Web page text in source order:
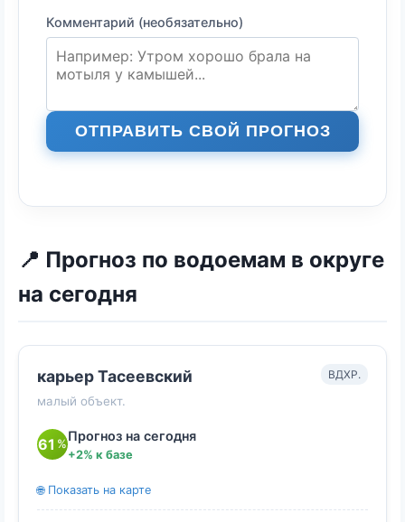
Комментарий (необязательно)
ОТПРАВИТЬ СВОЙ ПРОГНОЗ
📍 Прогноз по водоемам в округе
на сегодня
карьер Тасеевский
малый объект.
ВДХР.
61 %
Прогноз на сегодня
+2% к базе
🌐 Показать на карте